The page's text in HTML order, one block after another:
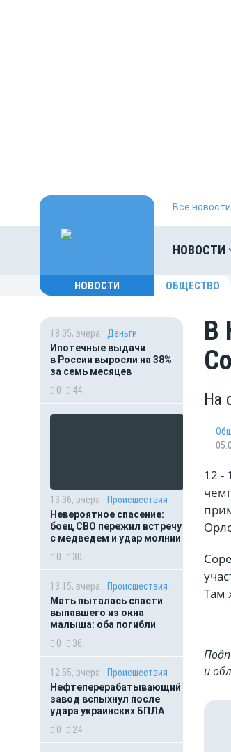
Все
НОВОСТИ
НОВОСТИ ОБЩЕСТВО
18:05, вчера
Деньги
Ипотечные выдачи
в России выросли на 38%
за семь месяцев
0
44
13:36, вчера
Происшествия
Невероятное спасение:
боец СВО пережил встречу
с медведем и удар молнии
0
30
13:15, вчера
Происшествия
Мать пыталась спасти
выпавшего из окна
малыша: оба погибли
0
36
12:55, вчера
Происшествия
Нефтеперерабатывающий
завод вспыхнул после
удара украинских БПЛА
0
24
В
На
12 -
Там
и